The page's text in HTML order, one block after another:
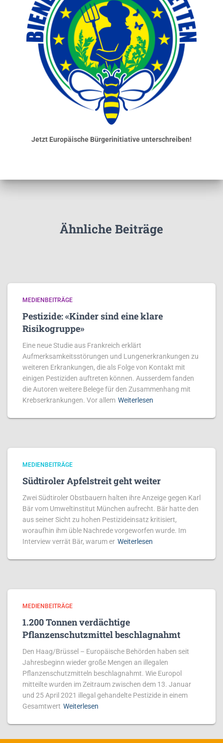
Jetzt Europäische Bürgerinitiative unterschreiben!
Ähnliche Beiträge
MEDIENBEITRÄGE
Pestizide: «Kinder sind eine klare
Risikogruppe»
Eine neue Studie aus Frankreich erklärt
Aufmerksamkeitsstörungen und Lungenerkrankungen zu
weiteren Erkrankungen, die als Folge von Kontakt mit
einigen Pestiziden auftreten können. Ausserdem fanden
die Autoren weitere Belege für den Zusammenhang mit
Krebserkrankungen. Vor allem Weiterlesen
MEDIENBEITRÄGE
Südtiroler Apfelstreit geht weiter
Zwei Südtiroler Obstbauern halten ihre Anzeige gegen Karl
Bär vom Umweltinstitut München aufrecht. Bär hatte den
aus seiner Sicht zu hohen Pestizideinsatz kritisiert,
woraufhin ihm üble Nachrede vorgeworfen wurde. Im
Interview verrät Bär, warum er Weiterlesen
MEDIENBEITRÄGE
1.200 Tonnen verdächtige
Pflanzenschutzmittel beschlagnahmt
Den Haag/Brüssel – Europäische Behörden haben seit
Jahresbeginn wieder große Mengen an illegalen
Pflanzenschutzmitteln beschlagnahmt. Wie Europol
mitteilte wurden im Zeitraum zwischen dem 13. Januar
und 25 April 2021 illegal gehandelte Pestizide in einem
Gesamtwert Weiterlesen